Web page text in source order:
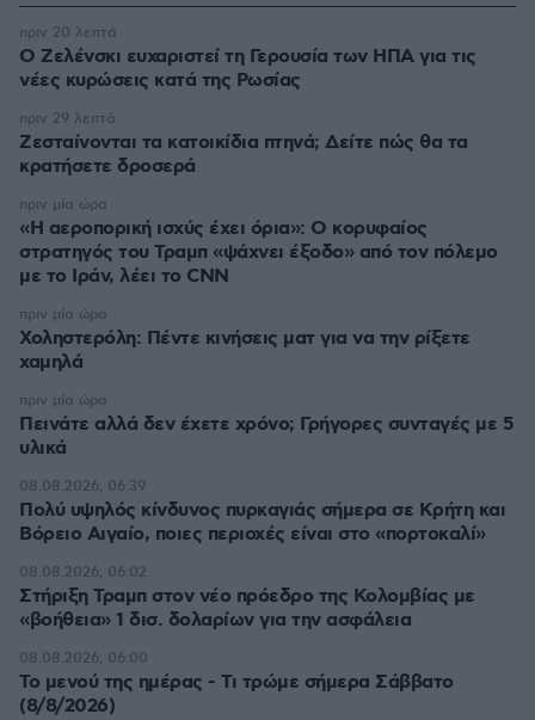
Ο Ζελένσκι ευχαριστεί τη Γερουσία των ΗΠΑ για τις
νέες κυρώσεις κατά της Ρωσίας
πριν 20 λεπτά
Ζεσταίνονται τα κατοικίδια πτηνά; Δείτε πώς θα τα
κρατήσετε δροσερά
πριν 29 λεπτά
«Η αεροπορική ισχύς έχει όρια»: Ο κορυφαίος
στρατηγός του Τραμπ «ψάχνει έξοδο» από τον πόλεμο
με το Ιράν, λέει το CNN
πριν μία ώρα
Χοληστερόλη: Πέντε κινήσεις ματ για να την ρίξετε
χαμηλά
πριν μία ώρα
Πεινάτε αλλά δεν έχετε χρόνο; Γρήγορες συνταγές με 5
υλικά
πριν μία ώρα
Πολύ υψηλός κίνδυνος πυρκαγιάς σήμερα σε Κρήτη και
Βόρειο Αιγαίο, ποιες περιοχές είναι στο «πορτοκαλί»
08.08.2026, 06:39
Στήριξη Τραμπ στον νέο πρόεδρο της Κολομβίας με
«βοήθεια» 1 δισ. δολαρίων για την ασφάλεια
08.08.2026, 06:02
Το μενού της ημέρας - Τι τρώμε σήμερα Σάββατο
(8/8/2026)
08.08.2026, 06:00